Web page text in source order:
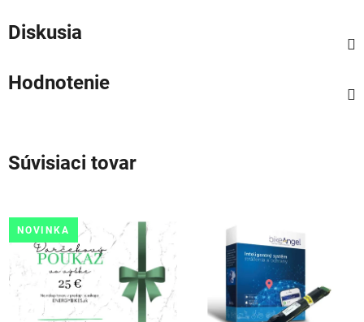
Diskusia
Hodnotenie
Súvisiaci tovar
NOVINKA